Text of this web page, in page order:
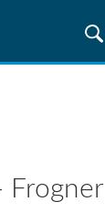
Frogner